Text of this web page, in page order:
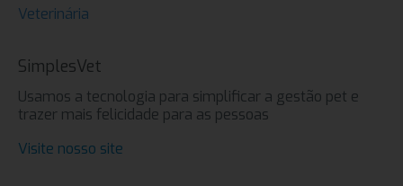
Veterinária
SimplesVet
Usamos a tecnologia para simplificar a gestão pet e
trazer mais felicidade para as pessoas
Visite nosso site